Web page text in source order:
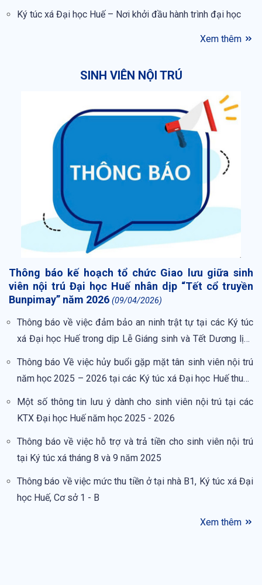
vụ 6 tháng cuối năm 2026
Ký túc xá Đại học Huế – Nơi khởi đầu hành trình đại học
Xem thêm
SINH VIÊN NỘI TRÚ
Thông báo kế hoạch tổ chức Giao lưu giữa sinh
viên nội trú Đại học Huế nhân dịp “Tết cổ truyền
Bunpimay” năm 2026 (09/04/2026)
Thông báo về việc đảm bảo an ninh trật tự tại các Ký túc
xá Đại học Huế trong dịp Lễ Giáng sinh và Tết Dương lịch
Thông báo Về việc hủy buổi gặp mặt tân sinh viên nội trú
năm học 2025 – 2026 tại các Ký túc xá Đại học Huế thuộc
Trung tâm Phục vụ sinh viên – Đại học Huế
Một số thông tin lưu ý dành cho sinh viên nội trú tại các
KTX Đại học Huế năm học 2025 - 2026
Thông báo về việc hỗ trợ và trả tiền cho sinh viên nội trú
tại Ký túc xá tháng 8 và 9 năm 2025
Thông báo về việc mức thu tiền ở tại nhà B1, Ký túc xá Đại
học Huế, Cơ sở 1 - B
Xem thêm